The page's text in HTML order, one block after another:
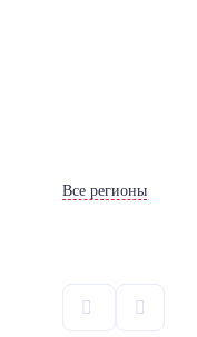
Все регионы